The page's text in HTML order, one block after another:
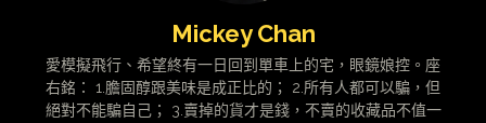
Mickey Chan
愛模擬飛行、希望終有一日回到單車上的宅，眼鏡娘控。座
右銘： 1.膽固醇跟美味是成正比的； 2.所有人都可以騙，但
絕對不能騙自己； 3.賣掉的貨才是錢，不賣的收藏品不值一